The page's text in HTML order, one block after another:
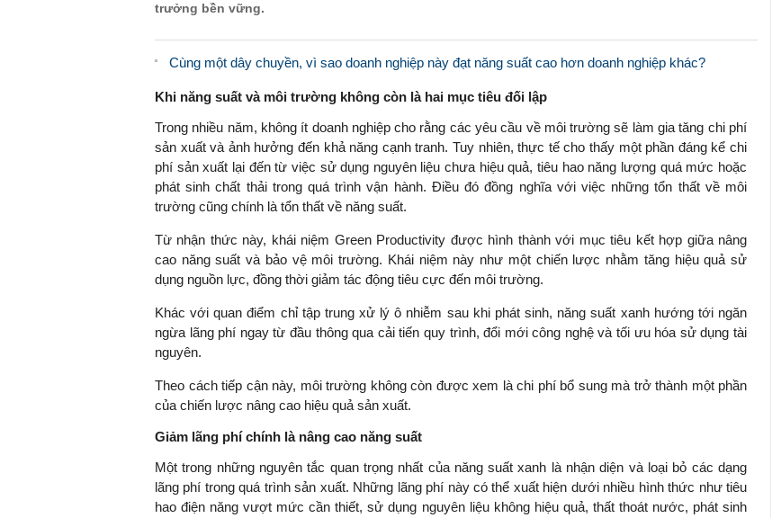
trưởng bền vững.
Cùng một dây chuyền, vì sao doanh nghiệp này đạt năng suất cao hơn doanh nghiệp khác?
Khi năng suất và môi trường không còn là hai mục tiêu đối lập
Trong nhiều năm, không ít doanh nghiệp cho rằng các yêu cầu về môi trường sẽ làm gia tăng chi phí
sản xuất và ảnh hưởng đến khả năng cạnh tranh. Tuy nhiên, thực tế cho thấy một phần đáng kể chi
phí sản xuất lại đến từ việc sử dụng nguyên liệu chưa hiệu quả, tiêu hao năng lượng quá mức hoặc
phát sinh chất thải trong quá trình vận hành. Điều đó đồng nghĩa với việc những tổn thất về môi
trường cũng chính là tổn thất về năng suất.
Từ nhận thức này, khái niệm Green Productivity được hình thành với mục tiêu kết hợp giữa nâng
cao năng suất và bảo vệ môi trường. Khái niệm này như một chiến lược nhằm tăng hiệu quả sử
dụng nguồn lực, đồng thời giảm tác động tiêu cực đến môi trường.
Khác với quan điểm chỉ tập trung xử lý ô nhiễm sau khi phát sinh, năng suất xanh hướng tới ngăn
ngừa lãng phí ngay từ đầu thông qua cải tiến quy trình, đổi mới công nghệ và tối ưu hóa sử dụng tài
nguyên.
Theo cách tiếp cận này, môi trường không còn được xem là chi phí bổ sung mà trở thành một phần
của chiến lược nâng cao hiệu quả sản xuất.
Giảm lãng phí chính là nâng cao năng suất
Một trong những nguyên tắc quan trọng nhất của năng suất xanh là nhận diện và loại bỏ các dạng
lãng phí trong quá trình sản xuất. Những lãng phí này có thể xuất hiện dưới nhiều hình thức như tiêu
hao điện năng vượt mức cần thiết, sử dụng nguyên liệu không hiệu quả, thất thoát nước, phát sinh